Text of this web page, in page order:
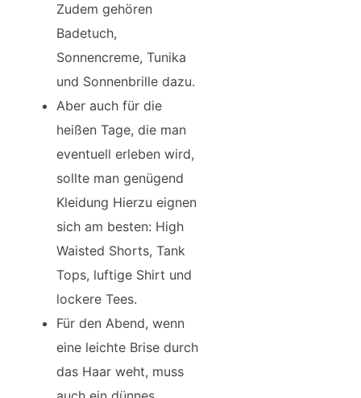
Zudem gehören
Badetuch,
Sonnencreme, Tunika
und Sonnenbrille dazu.
Aber auch für die
heißen Tage, die man
eventuell erleben wird,
sollte man genügend
Kleidung Hierzu eignen
sich am besten: High
Waisted Shorts, Tank
Tops, luftige Shirt und
lockere Tees.
Für den Abend, wenn
eine leichte Brise durch
das Haar weht, muss